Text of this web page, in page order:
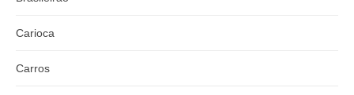
Carioca
Carros